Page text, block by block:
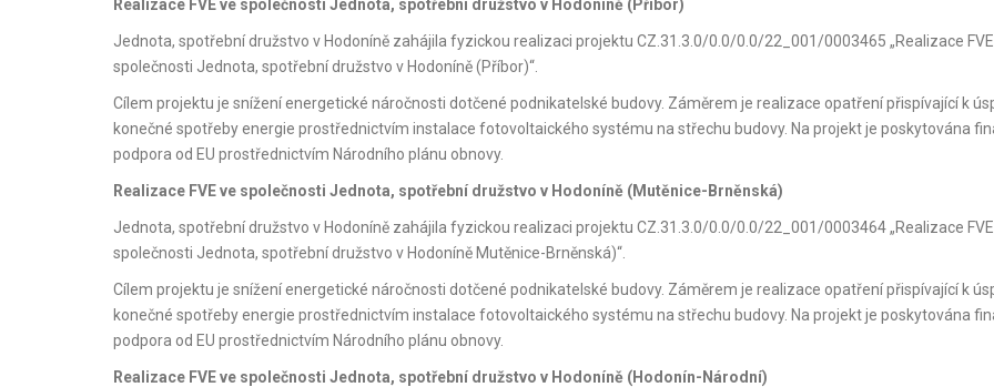
Realizace FVE ve společnosti Jednota, spotřební družstvo v Hodoníně (Příbor)
Jednota, spotřební družstvo v Hodoníně zahájila fyzickou realizaci projektu CZ.31.3.0/0.0/0.0/22_001/0003465 „Realizace
společnosti Jednota, spotřební družstvo v Hodoníně (Příbor)“.
Cílem projektu je snížení energetické náročnosti dotčené podnikatelské budovy. Záměrem je realizace opatření přispívající k
konečné spotřeby energie prostřednictvím instalace fotovoltaického systému na střechu budovy. Na projekt je poskytována
podpora od EU prostřednictvím Národního plánu obnovy.
Realizace FVE ve společnosti Jednota, spotřební družstvo v Hodoníně (Mutěnice-Brněnská)
Jednota, spotřební družstvo v Hodoníně zahájila fyzickou realizaci projektu CZ.31.3.0/0.0/0.0/22_001/0003464 „Realizace
společnosti Jednota, spotřební družstvo v Hodoníně Mutěnice-Brněnská)“.
Cílem projektu je snížení energetické náročnosti dotčené podnikatelské budovy. Záměrem je realizace opatření přispívající k
konečné spotřeby energie prostřednictvím instalace fotovoltaického systému na střechu budovy. Na projekt je poskytována
podpora od EU prostřednictvím Národního plánu obnovy.
Realizace FVE ve společnosti Jednota, spotřební družstvo v Hodoníně (Hodonín-Národní)